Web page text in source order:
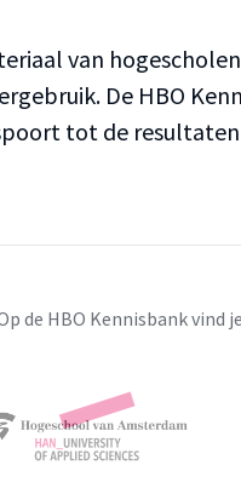
van
De HBO
tot de
de HBO Kennisbank vind